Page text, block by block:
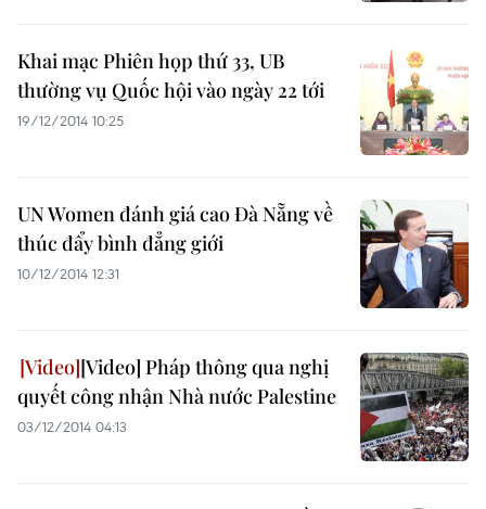
Khai mạc Phiên họp thứ 33, UB
thường vụ Quốc hội vào ngày 22 tới
19/12/2014 10:25
UN Women đánh giá cao Đà Nẵng về
thúc đẩy bình đẳng giới
10/12/2014 12:31
[Video] Pháp thông qua nghị
quyết công nhận Nhà nước Palestine
03/12/2014 04:13